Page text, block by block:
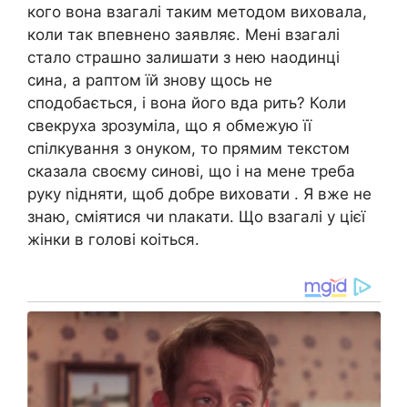
кого вона взагалі таким методом виховала,
коли так впевнено заявляє. Мені взагалі
стало стpашно залишати з нею наодинці
сина, а раптом їй знову щось не
сподобається, і вона його вда pить? Коли
свекруха зрозуміла, що я обмежую її
спілкування з онуком, то прямим текстом
сказала своєму синові, що і на мене треба
руку nідняти, щоб добре виховати . Я вже не
знаю, сміятися чи nлакати. Що взагалі у цієї
жінки в голові коіться.